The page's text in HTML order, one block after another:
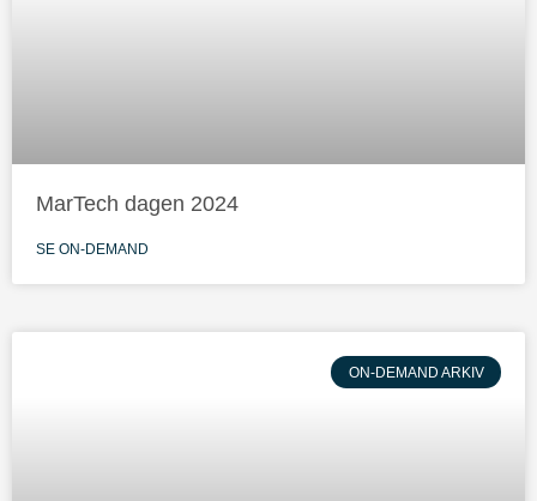
MarTech dagen 2024
SE ON-DEMAND
ON-DEMAND ARKIV